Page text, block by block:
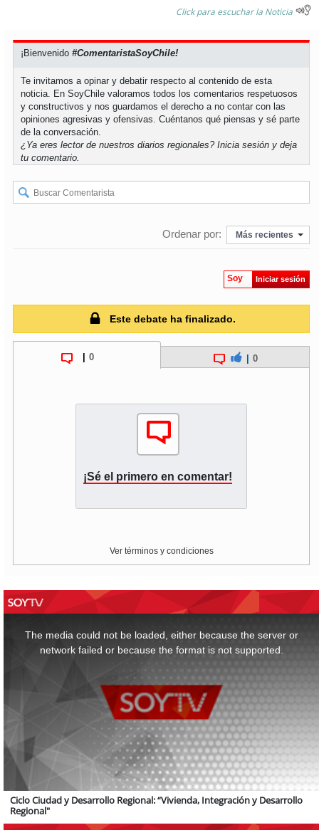
Click para escuchar la Noticia
¡Bienvenido#ComentaristaSoyChile!
Te invitamos a opinar y debatir respecto al contenido de esta
noticia. En SoyChile valoramos todos los comentarios respetuosos
y constructivos y nos guardamos el derecho a no contar con las
opiniones agresivas y ofensivas. Cuéntanos qué piensas y sé parte
de la conversación.
¿Ya eres lector de nuestros diarios regionales?Inicia sesión y deja
tu comentario.
Ordenar por: Más recientes
Soy Iniciar sesión
Este debate ha finalizado.
0 0
¡Sé el primero en comentar!
Ver términos y condiciones
The media could not be loaded, either because the server or
network failed or because the format is not supported.
Ciclo Ciudad y Desarrollo Regional: “Vivienda, Integración y Desarrollo
Regional"